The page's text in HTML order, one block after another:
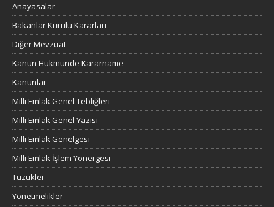
Anayasalar
Bakanlar Kurulu Kararları
Diğer Mevzuat
Kanun Hükmünde Kararname
Kanunlar
Milli Emlak Genel Tebliğleri
Milli Emlak Genel Yazısı
Milli Emlak Genelgesi
Milli Emlak İşlem Yönergesi
Tüzükler
Yönetmelikler